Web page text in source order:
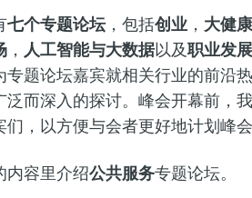
七个专题论坛，包括创业 ， 大健
， 人工智能与大数据以及职业发展
专题论坛嘉宾就相关行业的前沿
泛而深入的探讨。峰会开幕前，
，以方便与会者更好地计划峰会
内容里介绍公共服务专题论坛。